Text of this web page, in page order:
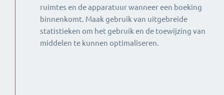
ruimtes en de apparatuur wanneer een boeking
binnenkomt. Maak gebruik van uitgebreide
statistieken om het gebruik en de toewijzing van
middelen te kunnen optimaliseren.